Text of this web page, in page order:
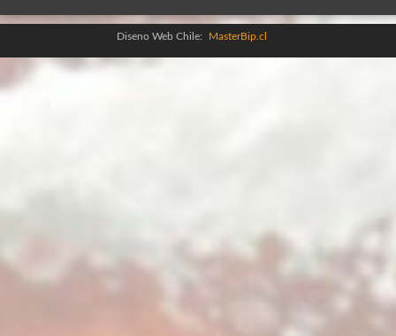
Diseno Web Chile: MasterBip.cl